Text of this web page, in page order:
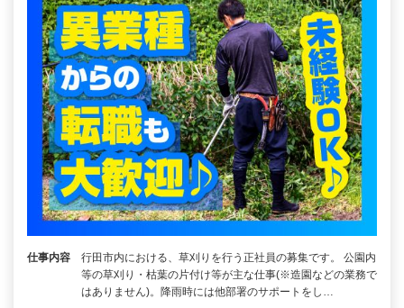
仕事内容
行田市内における、草刈りを行う正社員の募集です。 公園内
等の草刈り・枯葉の片付け等が主な仕事(※造園などの業務で
はありません)。降雨時には他部署のサポートをし…